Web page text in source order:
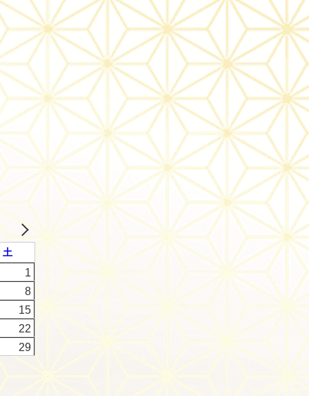
土
1
8
15
22
29